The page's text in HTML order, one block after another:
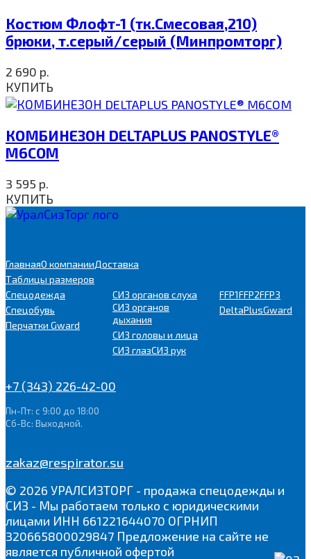
Костюм Флофт-1 (тк.Смесовая,210)
брюки, т.серый/серый (Минпромторг)
2 690 р.
КУПИТЬ
КОМБИНЕЗОН DELTAPLUS PANOSTYLE®
M6COM
3 595 р.
КУПИТЬ
ГлавнаяО компанииДоставка
Таблицы размеров
Спецодежда
Спецобувь
Перчатки Gward
СИЗ органов слуха
СИЗ органов
дыхания
СИЗ головы и лица
СИЗ глазСИЗ рук
FFP1FFP2FFP3
DeltaPlusGward
+7 (343) 226-42-00
Пн-Пт: с 9:00 до 18:00
Сб-Вс: Выходной.
zakaz@respirator.su
© 2026 УРАЛСИЗТОРГ - продажа спецодежды и
СИЗ - Мы работаем только с юридическими
лицами ИНН 661221644070 ОГРНИП
320665800029847 Предложение на сайте не
является публичной офертой